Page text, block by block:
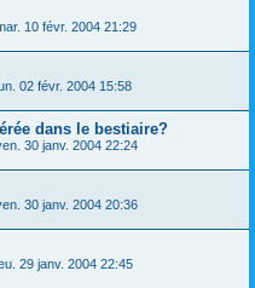
10 févr. 2004 21:29
02 févr. 2004 15:58
dans le bestiaire?
30 janv. 2004 22:24
30 janv. 2004 20:36
29 janv. 2004 22:45